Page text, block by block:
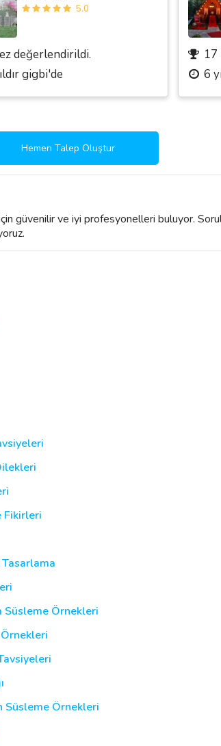
5.0
değerlendirildi.
gigbi'de
17
6
Hemen Talep Oluştur
güvenilir ve iyi profesyonelleri buluyor.
Fikirleri
Süsleme Örnekleri
Süsleme Örnekleri